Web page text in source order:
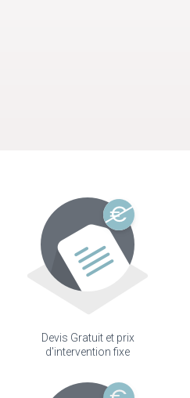
Devis Gratuit et prix
d'intervention fixe